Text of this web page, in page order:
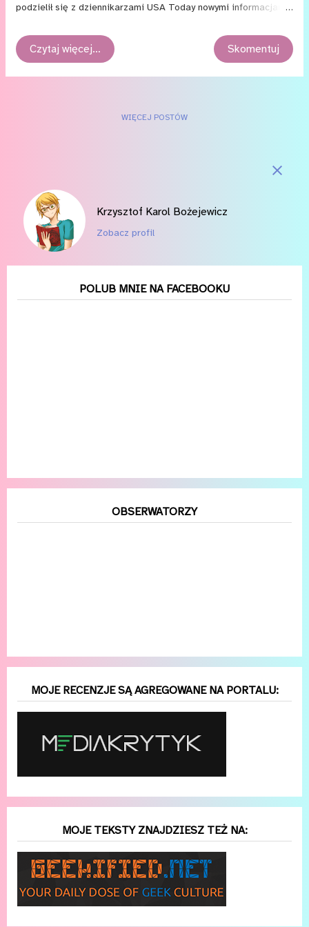
po­dzie­lił się z dzien­ni­ka­rza­mi USA To­day no­wy­mi in­for­ma­cja­mi
tak­że m.in. Won­der Wo­man i Cy­borg, dzię­ki cze­mu, zda­niem
Sny­de­ra, uda się stwo­rzyć dzie­ło bar­dziej in­ten­syw­ne i o więk­
Sny­der praw­dzi­wa fraj­da. „Nie po­wiem, że nie ba­wię się świet­
Czytaj więcej… Skomentuj
WIĘCEJ POSTÓW
Krzysztof Karol Bożejewicz
Zobacz profil
POLUB MNIE NA FACEBOOKU
OBSERWATORZY
MOJE RECENZJE SĄ AGREGOWANE NA PORTALU:
MOJE TEKSTY ZNAJDZIESZ TEŻ NA: